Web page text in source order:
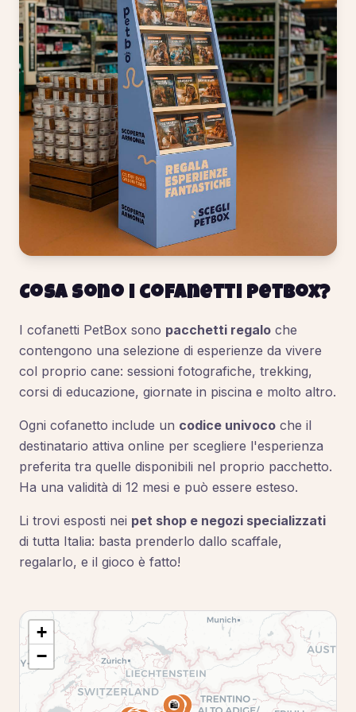
Cosa sono i cofanetti PetBox?
I cofanetti PetBox sono pacchetti regalo che
contengono una selezione di esperienze da vivere
col proprio cane: sessioni fotografiche, trekking,
corsi di educazione, giornate in piscina e molto altro.
Ogni cofanetto include un codice univoco che il
destinatario attiva online per scegliere l'esperienza
preferita tra quelle disponibili nel proprio pacchetto.
Ha una validità di 12 mesi e può essere esteso.
Li trovi esposti nei pet shop e negozi specializzati
di tutta Italia: basta prenderlo dallo scaffale,
regalarlo, e il gioco è fatto!
🛍️🛍️
+
−